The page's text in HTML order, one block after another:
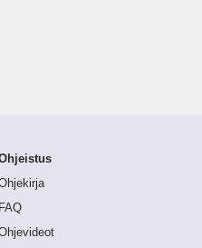
FAQ